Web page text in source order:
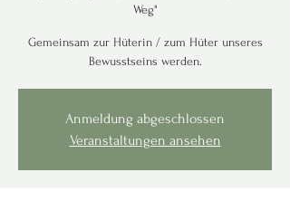
Weg"
Gemeinsam zur Hüterin / zum Hüter unseres
Anmeldung abgeschlossen
Veranstaltungen ansehen